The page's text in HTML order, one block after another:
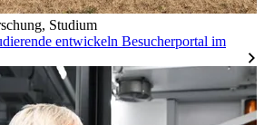
, Studium
entwickeln Besucherportal im